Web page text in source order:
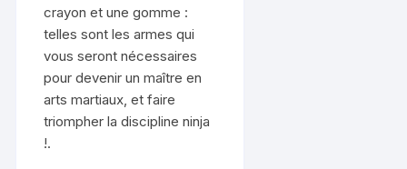
crayon et une gomme :
telles sont les armes qui
vous seront nécessaires
pour devenir un maître en
arts martiaux, et faire
triompher la discipline ninja
!.